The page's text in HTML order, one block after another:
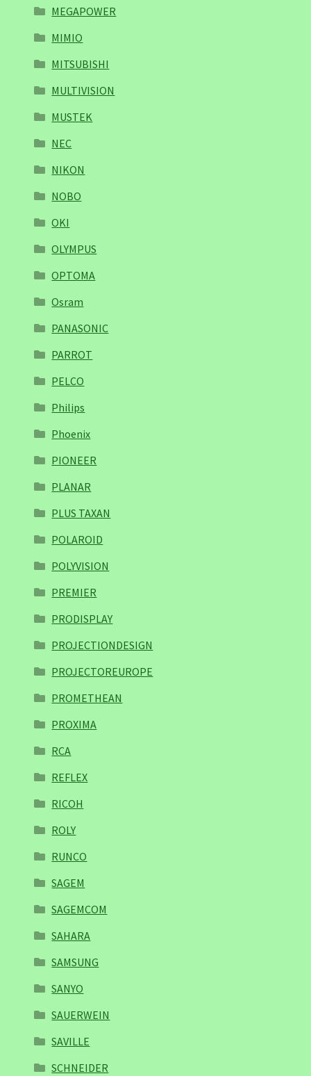
MEGAPOWER
MIMIO
MITSUBISHI
MULTIVISION
MUSTEK
NEC
NIKON
NOBO
OKI
OLYMPUS
OPTOMA
Osram
PANASONIC
PARROT
PELCO
Philips
Phoenix
PIONEER
PLANAR
PLUS TAXAN
POLAROID
POLYVISION
PREMIER
PRODISPLAY
PROJECTIONDESIGN
PROJECTOREUROPE
PROMETHEAN
PROXIMA
RCA
REFLEX
RICOH
ROLY
RUNCO
SAGEM
SAGEMCOM
SAHARA
SAMSUNG
SANYO
SAUERWEIN
SAVILLE
SCHNEIDER